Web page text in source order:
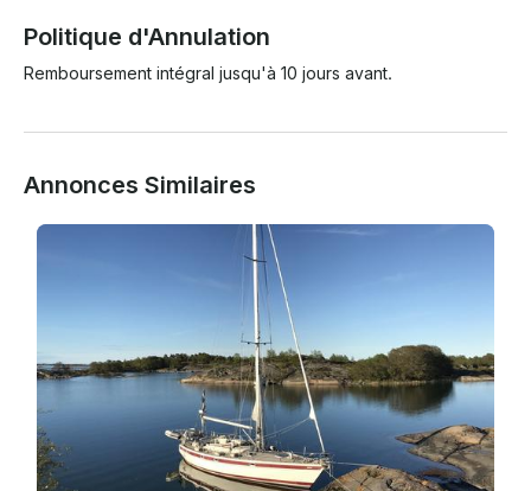
Politique d'Annulation
Remboursement intégral jusqu'à 10 jours avant.
Annonces Similaires